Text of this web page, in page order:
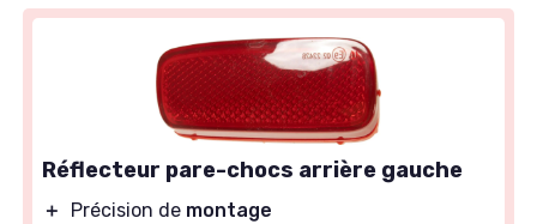
Réflecteur pare-chocs arrière gauche
＋ Précision de montage